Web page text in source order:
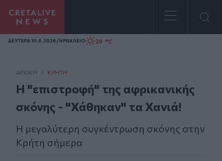
Homepage
ΔΕΥΤΕΡΑ 10.8.2026/ΗΡΑΚΛΕΙΟ 29 °C
ΑΡΧΙΚΗ / ΚΡΉΤΗ
Η "επιστροφή" της αφρικανικής
σκόνης - "Χάθηκαν" τα Χανιά!
Η μεγαλύτερη συγκέντρωση σκόνης στην
Κρήτη σήμερα